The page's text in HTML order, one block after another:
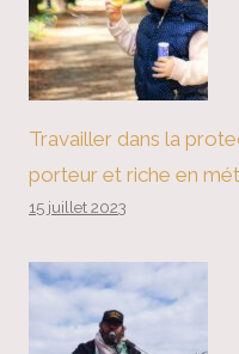
Travailler dans la
porteur et riche en
15 juillet 2023